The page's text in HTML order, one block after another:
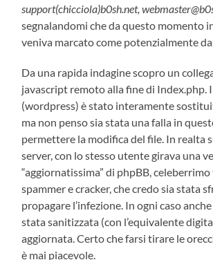
support(chicciola)b0sh.net,
segnalandomi che da questo momento
veniva marcato come potenzialmente
Da una rapida indagine scopro un
javascript remoto alla fine di Index.php.
(wordpress) è stato interamente
ma non penso sia stata una falla in
permettere la modifica del file. In realta
server, con lo stesso utente girava una
“aggiornatissima” di phpBB,
spammer e cracker, che credo sia stata
propagare l’infezione. In ogni caso
stata sanitizzata (con l’equivalente
aggiornata. Certo che farsi tirare le
è mai piacevole.